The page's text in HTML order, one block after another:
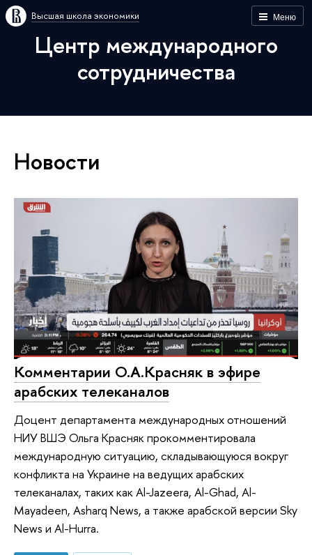
Меню
Высшая школа экономики
Центр международного
сотрудничества
Новости
Комментарии О.А.Красняк в эфире
арабских телеканалов
Доцент департамента международных отношений
НИУ ВШЭ Ольга Красняк прокомментировала
международную ситуацию, складывающуюся вокруг
конфликта на Украине на ведущих арабских
телеканалах, таких как Al-Jazeera, Al-Ghad, Al-
Mayadeen, Asharq News, а также арабской версии Sky
News и Al-Hurra.